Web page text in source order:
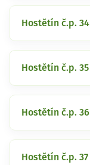
Hostětín č.p. 34
Hostětín č.p. 35
Hostětín č.p. 36
Hostětín č.p. 37